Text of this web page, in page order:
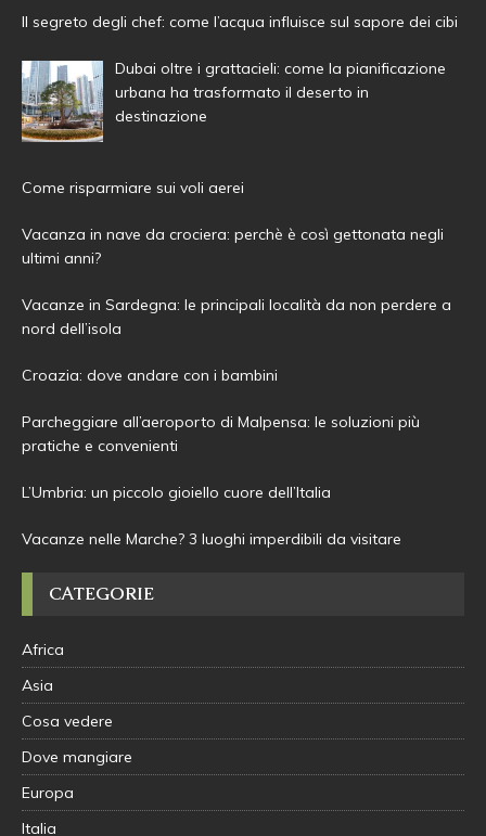
Il segreto degli chef: come l’acqua influisce sul sapore dei cibi
Dubai oltre i grattacieli: come la pianificazione
urbana ha trasformato il deserto in
destinazione
Come risparmiare sui voli aerei
Vacanza in nave da crociera: perchè è così gettonata negli
ultimi anni?
Vacanze in Sardegna: le principali località da non perdere a
nord dell’isola
Croazia: dove andare con i bambini
Parcheggiare all’aeroporto di Malpensa: le soluzioni più
pratiche e convenienti
L’Umbria: un piccolo gioiello cuore dell’Italia
Vacanze nelle Marche? 3 luoghi imperdibili da visitare
CATEGORIE
Africa
Asia
Cosa vedere
Dove mangiare
Europa
Italia